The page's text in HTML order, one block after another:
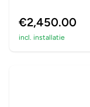
€2,450.00
incl. installatie